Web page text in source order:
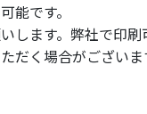
能です。
します。弊社で印刷
だく場合がござい